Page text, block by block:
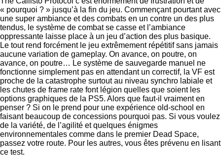
« pourquoi ? » jusqu’à la fin du jeu. Commençant pourtant avec
une super ambiance et des combats en un contre un des plus
tendus, le système de combat se casse et l’ambiance
oppressante laisse place à un jeu d’action des plus basique.
Le tout rend forcément le jeu extrêmement répétitif sans jamais
aucune variation de gameplay. On avance, on poutre, on
avance, on poutre… Le système de sauvegarde manuel ne
fonctionne simplement pas en attendant un correctif, la VF est
proche de la catastrophe surtout au niveau synchro labiale et
les chutes de frame rate font légion quelles que soient les
options graphiques de la PS5. Alors que faut-il vraiment en
penser ? Si on le prend pour une expérience old-school en
faisant beaucoup de concessions pourquoi pas. Si vous voulez
de la variété, de l’agilité et quelques énigmes
environnementales comme dans le premier Dead Space,
passez votre route. Pour les autres, vous êtes prévenu en lisant
ce test.